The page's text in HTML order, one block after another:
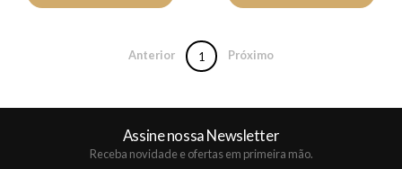
Anterior 1 Próximo
Assine nossa Newsletter
Receba novidade e ofertas em primeira mão.